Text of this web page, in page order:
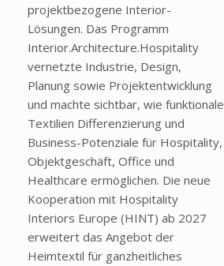
projektbezogene Interior-
Lösungen. Das Programm
Interior.Architecture.Hospitality
vernetzte Industrie, Design,
Planung sowie Projektentwicklung
und machte sichtbar, wie funktionale
Textilien Differenzierung und
Business-Potenziale für Hospitality,
Objektgeschäft, Office und
Healthcare ermöglichen. Die neue
Kooperation mit Hospitality
Interiors Europe (HINT) ab 2027
erweitert das Angebot der
Heimtextil für ganzheitliches